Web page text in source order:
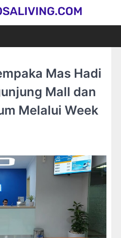
Mas Hadi
Mall dan
Melalui Week